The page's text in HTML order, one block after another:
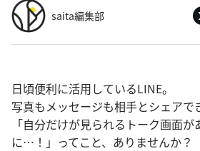
saita編集部
日頃便利に活用しているLINE。
写真もメッセージも相手とシェアで
「自分だけが見られるトーク画面
に…！」ってこと、ありませんか？